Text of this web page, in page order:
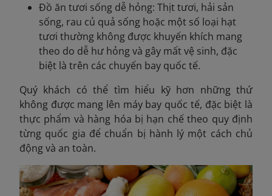
Đồ ăn tươi sống dễ hỏng: Thịt tươi, hải sản
sống, rau củ quả sống hoặc một số loại hạt
tươi thường không được khuyến khích mang
theo do dễ hư hỏng và gây mất vệ sinh, đặc
biệt là trên các chuyến bay quốc tế.
Quý khách có thể tìm hiểu kỹ hơn những thứ
không được mang lên máy bay quốc tế, đặc biệt là
thực phẩm và hàng hóa bị hạn chế theo quy định
từng quốc gia để chuẩn bị hành lý một cách chủ
động và an toàn.